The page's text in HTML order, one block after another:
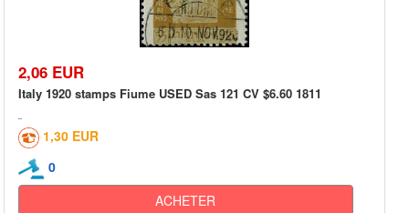
2,06 EUR
Italy 1920 stamps Fiume USED Sas 121 CV $6.60 1811
1,30 EUR
0
ACHETER